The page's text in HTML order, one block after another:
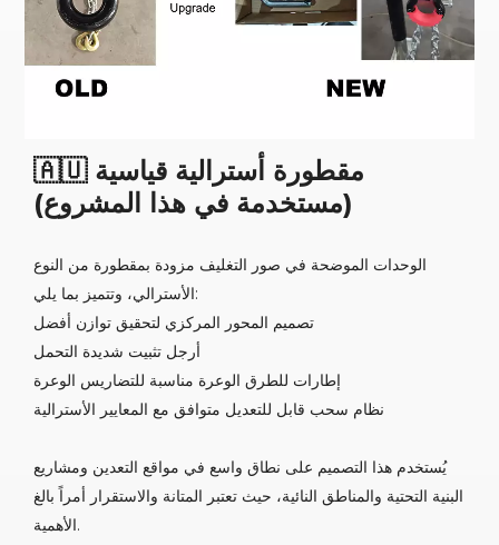
🇦🇺 مقطورة أسترالية قياسية
(مستخدمة في هذا المشروع)
الوحدات الموضحة في صور التغليف مزودة بمقطورة من النوع
الأسترالي، وتتميز بما يلي:
تصميم المحور المركزي لتحقيق توازن أفضل
أرجل تثبيت شديدة التحمل
إطارات للطرق الوعرة مناسبة للتضاريس الوعرة
نظام سحب قابل للتعديل متوافق مع المعايير الأسترالية
يُستخدم هذا التصميم على نطاق واسع في مواقع التعدين ومشاريع
البنية التحتية والمناطق النائية، حيث تعتبر المتانة والاستقرار أمراً بالغ
الأهمية.